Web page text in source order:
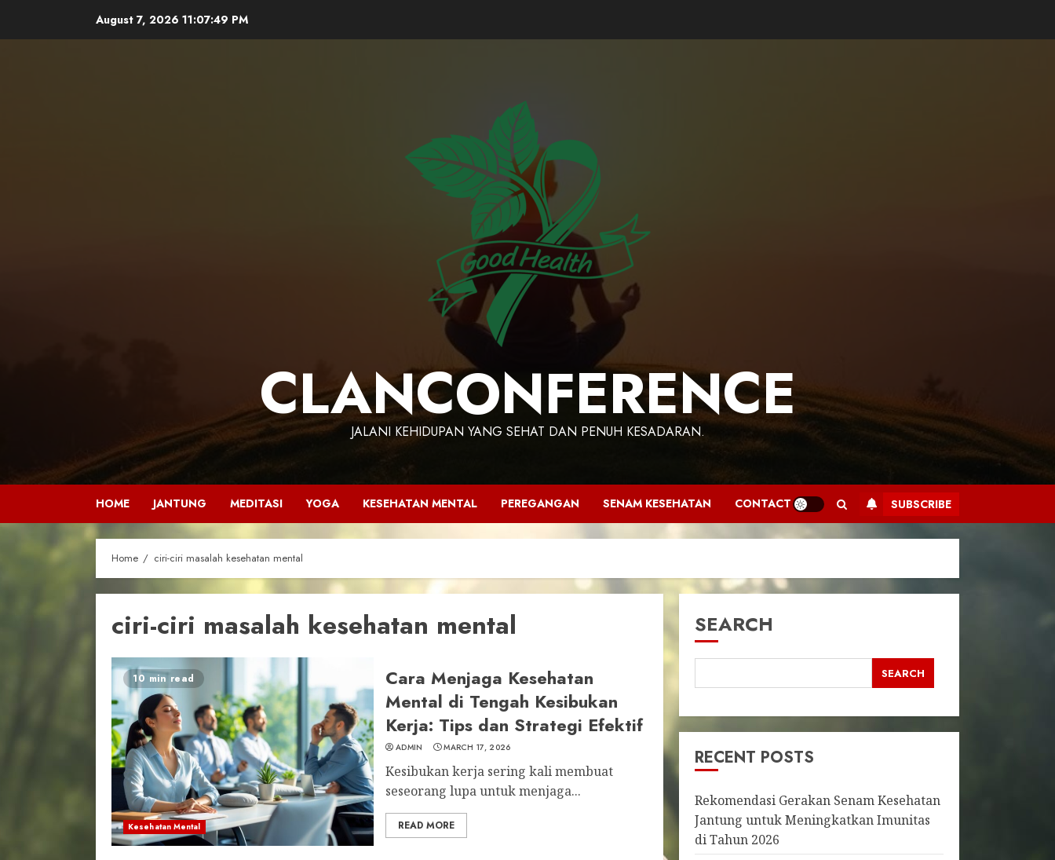
August 7, 2026 11:07:51 PM
CLANCONFERENCE
JALANI KEHIDUPAN YANG SEHAT DAN PENUH KESADARAN.
HOME JANTUNG MEDITASI YOGA KESEHATAN MENTAL PEREGANGAN SENAM KESEHATAN CONTACT SUBSCRIBE
Home ciri-ciri masalah kesehatan mental
ciri-ciri masalah kesehatan mental
10 min read
Kesehatan Mental
Cara Menjaga Kesehatan
Mental di Tengah Kesibukan
Kerja: Tips dan Strategi Efektif
ADMIN MARCH 17, 2026
Kesibukan kerja sering kali membuat
seseorang lupa untuk menjaga...
READ MORE
SEARCH
SEARCH
RECENT POSTS
Rekomendasi Gerakan Senam Kesehatan
Jantung untuk Meningkatkan Imunitas
di Tahun 2026